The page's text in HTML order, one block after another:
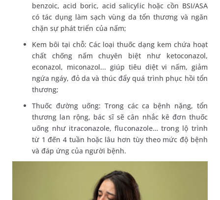
benzoic, acid boric, acid salicylic hoặc cồn BSI/ASA
có tác dụng làm sạch vùng da tổn thương và ngăn
chặn sự phát triển của nấm;
Kem bôi tại chỗ: Các loại thuốc dạng kem chứa hoạt
chất chống nấm chuyên biệt như ketoconazol,
econazol, miconazol... giúp tiêu diệt vi nấm, giảm
ngứa ngáy, đỏ da và thúc đẩy quá trình phục hồi tổn
thương;
Thuốc đường uống: Trong các ca bệnh nặng, tổn
thương lan rộng, bác sĩ sẽ cân nhắc kê đơn thuốc
uống như itraconazole, fluconazole… trong lộ trình
từ 1 đến 4 tuần hoặc lâu hơn tùy theo mức độ bệnh
và đáp ứng của người bệnh.